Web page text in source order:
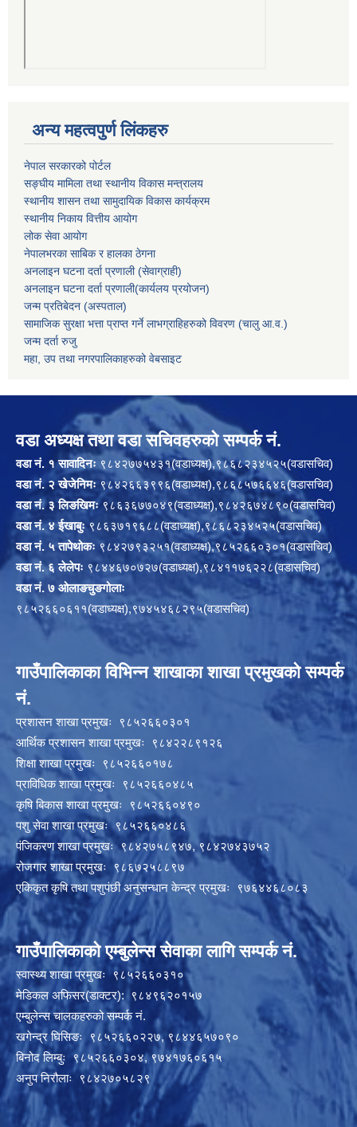
अन्य महत्वपुर्ण लिंकहरु
नेपाल सरकारको पोर्टल
सङ्घीय मामिला तथा स्थानीय विकास मन्त्रालय
स्थानीय शासन तथा सामुदायिक विकास कार्यक्रम
स्थानीय निकाय वित्तीय आयोग
लोक सेवा आयोग
नेपालभरका साबिक र हालका ठेगना
अनलाइन घटना दर्ता प्रणाली (सेवाग्राही)
अनलाइन घटना दर्ता प्रणाली(कार्यलय प्रयोजन)
जन्म प्रतिबेदन (अस्पताल)
सामाजिक सुरक्षा भत्ता प्राप्त गर्ने लाभग्राहिहरुको विवरण (चालु आ.व.)
जन्म दर्ता रुजु
महा, उप तथा नगरपालिकाहरुको वेबसाइट
वडा अध्यक्ष तथा वडा सचिवहरुको सम्पर्क नं.
वडा नं. १ सावादिनः ९८४२७७५४३१(वडाध्यक्ष),९८६८२३४५२५(वडासचिव)
वडा नं. २ खेजेनिमः९८४२६६३९९६(वडाध्यक्ष),९८६८५७६६४६(वडासचिव)
वडा नं. ३ लिङखिमः९८६३६७७०४९(वडाध्यक्ष),९८४२६७४८९०(वडासचिव)
वडा नं. ४ ईखाबुः९८६३७१९६८८(वडाध्यक्ष),९८६८२३४५२५(वडासचिव)
वडा नं. ५ तापेथोकः ९८४२७९३२५१(वडाध्यक्ष),९८५२६६०३०१(वडासचिव)
वडा नं. ६ लेलेपः ९८४४६७०७२७(वडाध्यक्ष),९८४११७६२२८(वडासचिव)
वडा नं. ७ ओलाङचुङगोलाः
९८५२६६०६११(वडाध्यक्ष),९७४५४६८२९५(वडासचिव)
गाउँपालिकाका विभिन्न शाखाका शाखा प्रमुखको सम्पर्क
नं.
प्रशासन शाखा प्रमुखः ९८५२६६०३०१
आर्थिक प्रशासन शाखा प्रमुखः ९८४२२८९१२६
शिक्षा शाखा प्रमुखः ९८५२६६०१७८
प्राविधिक शाखा प्रमुखः ९८५२६६०४८५
कृषि बिकास शाखा प्रमुखः ९८५२६६०४९०
पशु सेवा शाखा प्रमुखः ९८५२६६०४८६
पंजिकरण शाखा प्रमुखः ९८४२७५८९४७, ९८४२७४३७५२
रोजगार शाखा प्रमुखः ९८६७२५८८९७
एकिकृत कृषि तथा पशुपंछी अनुसन्धान केन्द्र प्रमुखः ९७६४४६८०८३
गाउँपालिकाको एम्बुलेन्स सेवाका लागि सम्पर्क नं.
स्वास्थ्य शाखा प्रमुखः ९८५२६६०३१०
मेडिकल अफिसर(डाक्टर): ९८४९६२०१५७
एम्बुलेन्स चालकहरुको सम्पर्क नं.
खगेन्द्र घिसिङः ९८५२६६०२२७, ९८४४६५७०९०
बिनोद लिम्बुः ९८५२६६०३०४, ९७४१७६०६१५
अनुप निरौलाः ९८४२७०५८२९